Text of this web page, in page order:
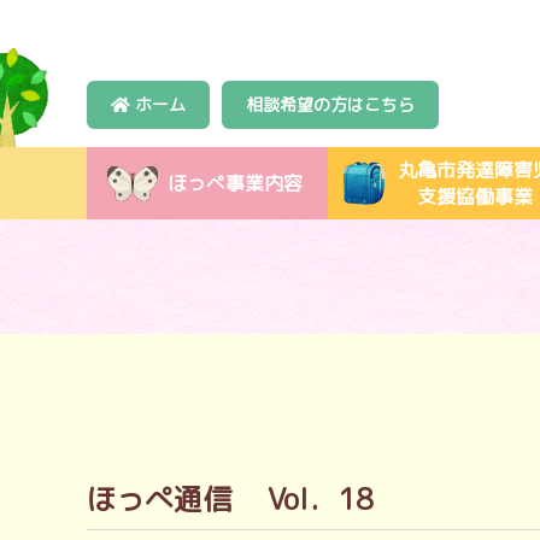
ホーム 相談希望の方はこちら
ほっぺ事業内容
丸亀市発達障害
支援協働事業
ほっぺ通信 Vol．18